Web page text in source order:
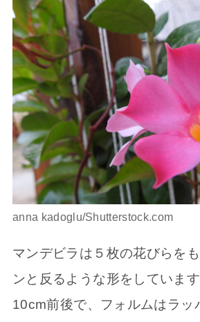
anna kadoglu/Shutterstock.com
マンデビラは５枚の花びらを
ンと反るような形をしていま
10cm前後で、フォルムはラッ